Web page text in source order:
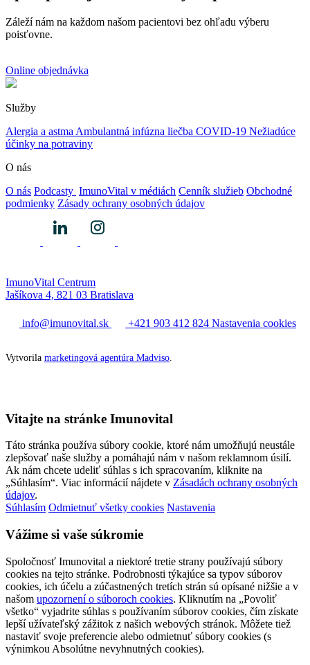
Záleží nám na každom našom pacientovi bez ohľadu výberu
poisťovne.
Online objednávka
Služby
Alergia a astma Ambulantná infúzna liečba COVID-19 Nežiadúce
účinky na potraviny
O nás
O nás Podcasty ImunoVital v médiách Cenník služieb Obchodné
podmienky Zásady ochrany osobných údajov
ImunoVital Centrum
Jašíkova 4, 821 03 Bratislava
info@imunovital.sk +421 903 412 824 Nastavenia cookies
Vytvorila marketingová agentúra Madviso
Vitajte na stránke Imunovital
Táto stránka používa súbory cookie, ktoré nám umožňujú neustále
zlepšovať naše služby a pomáhajú nám v našom reklamnom úsilí.
Ak nám chcete udeliť súhlas s ich spracovaním, kliknite na
„Súhlasím“. Viac informácií nájdete v Zásadách ochrany osobných
údajov.
Súhlasím Odmietnuť všetky cookies Nastavenia
Vážime si vaše súkromie
Spoločnosť Imunovital a niektoré tretie strany používajú súbory
cookies na tejto stránke. Podrobnosti týkajúce sa typov súborov
cookies, ich účelu a zúčastnených tretích strán sú opísané nižšie a v
našom upozornení o súboroch cookies. Kliknutím na „Povoliť
všetko“ vyjadrite súhlas s používaním súborov cookies, čím získate
lepší užívateľský zážitok z našich webových stránok. Môžete tiež
nastaviť svoje preferencie alebo odmietnuť súbory cookies (s
výnimkou Absolútne nevyhnutných cookies).